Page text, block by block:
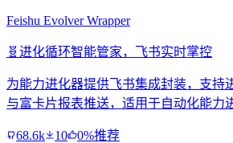
Feishu Evolver Wrapper
🧬 进化循环智能管家，飞书实时掌控
为能力进化器提供飞书集成封装，支持
与富卡片报表推送，适用于自动化能力
68.6k 10
0%推荐